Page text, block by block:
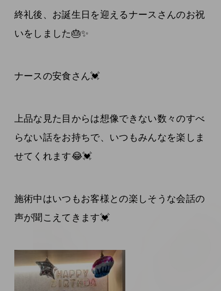
終礼後、お誕生日を迎えるナースさんのお祝
いをしました🎂✨
ナースの安食さん💓
上品な見た目からは想像できない数々のすべ
らない話をお持ちで、いつもみんなを楽しま
せてくれます😂💓
施術中はいつもお客様との楽しそうな会話の
声が聞こえてきます💓